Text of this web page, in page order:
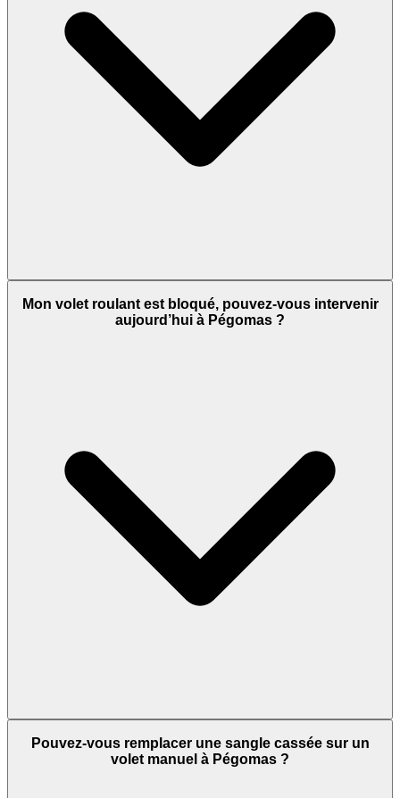
Mon volet roulant est bloqué, pouvez-vous intervenir
aujourd’hui à Pégomas ?
Pouvez-vous remplacer une sangle cassée sur un
volet manuel à Pégomas ?